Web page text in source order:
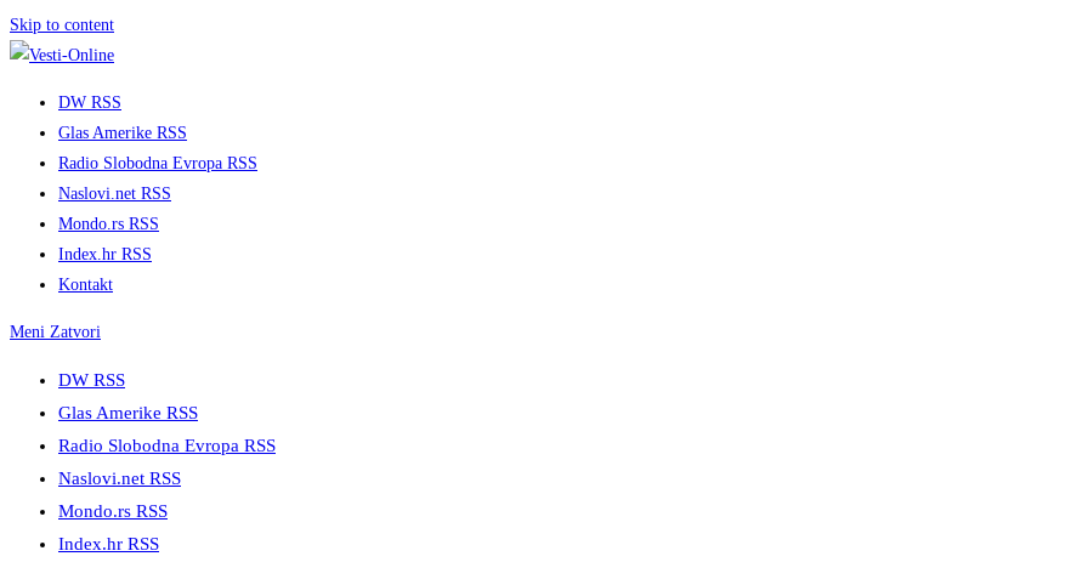
Skip to content
DW RSS
Glas Amerike RSS
Radio Slobodna Evropa RSS
Naslovi.net RSS
Mondo.rs RSS
Index.hr RSS
Kontakt
Meni Zatvori
DW RSS
Glas Amerike RSS
Radio Slobodna Evropa RSS
Naslovi.net RSS
Mondo.rs RSS
Index.hr RSS